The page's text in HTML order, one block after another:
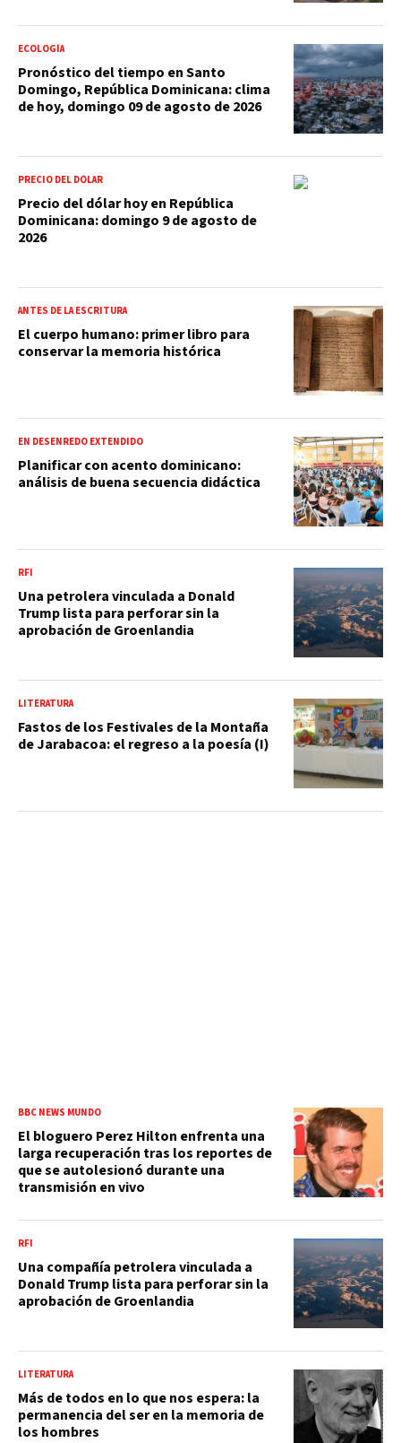
ECOLOGÍA
Pronóstico del tiempo en Santo
Domingo, República Dominicana: clima
de hoy, domingo 09 de agosto de 2026
PRECIO DEL DÓLAR
Precio del dólar hoy en República
Dominicana: domingo 9 de agosto de
2026
ANTES DE LA ESCRITURA
El cuerpo humano: primer libro para
conservar la memoria histórica
EN DESENREDO EXTENDIDO
Planificar con acento dominicano:
análisis de buena secuencia didáctica
RFI
Una petrolera vinculada a Donald
Trump lista para perforar sin la
aprobación de Groenlandia
LITERATURA
Fastos de los Festivales de la Montaña
de Jarabacoa: el regreso a la poesía (I)
BBC NEWS MUNDO
El bloguero Perez Hilton enfrenta una
larga recuperación tras los reportes de
que se autolesionó durante una
transmisión en vivo
RFI
Una compañía petrolera vinculada a
Donald Trump lista para perforar sin la
aprobación de Groenlandia
LITERATURA
Más de todos en lo que nos espera: la
permanencia del ser en la memoria de
los hombres